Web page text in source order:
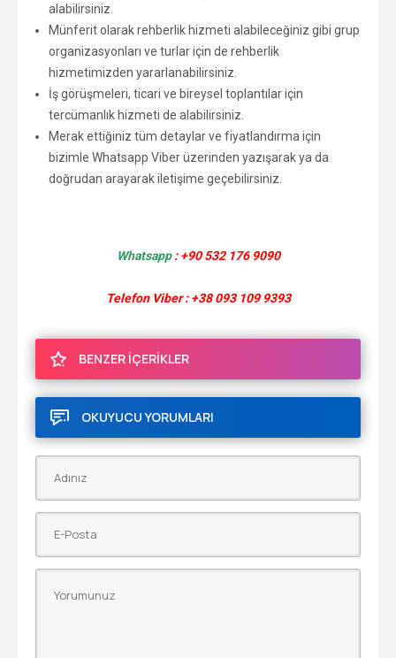
alabilirsiniz.
Münferit olarak rehberlik hizmeti alabileceğiniz gibi grup
organizasyonları ve turlar için de rehberlik
hizmetimizden yararlanabilirsiniz.
İş görüşmeleri, ticari ve bireysel toplantılar için
tercümanlık hizmeti de alabilirsiniz.
Merak ettiğiniz tüm detaylar ve fiyatlandırma için
bizimle Whatsapp Viber üzerinden yazışarak ya da
doğrudan arayarak iletişime geçebilirsiniz.
Whatsapp: +90 532 176 9090
Telefon Viber : +38 093 109 9393
BENZER İÇERİKLER
OKUYUCU YORUMLARI